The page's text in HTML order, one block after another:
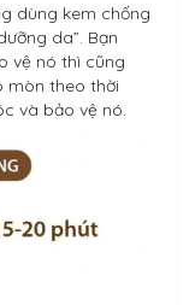
dùng kem chống
da”. Bạn
vệ nó thì cũng
mòn theo thời
và bảo vệ nó.